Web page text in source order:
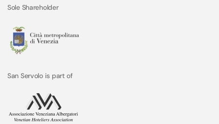
Sole Shareholder
San Servolo is part of